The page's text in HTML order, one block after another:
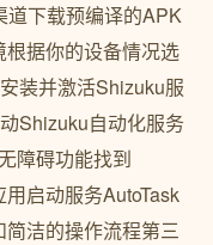
道下载预编译的APK
据你的设备情况选
装并激活Shizuku服
Shizuku自动化服务
障碍功能找到
启动服务AutoTask
洁的操作流程第三